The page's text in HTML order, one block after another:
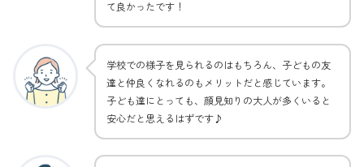
て良かったです！
学校での様子を見られるのはもちろん、子どもの友
達と仲良くなれるのもメリットだと感じています。
子ども達にとっても、顔見知りの大人が多くいると
安心だと思えるはずです♪